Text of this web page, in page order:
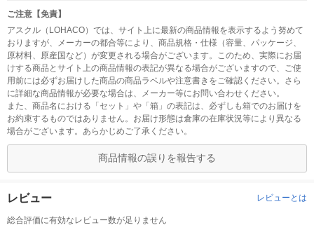
ご注意【免責】
アスクル（LOHACO）では、サイト上に最新の商品情報を表示するよう努めて
おりますが、メーカーの都合等により、商品規格・仕様（容量、パッケージ、
原材料、原産国など）が変更される場合がございます。このため、実際にお届
けする商品とサイト上の商品情報の表記が異なる場合がございますので、ご使
用前には必ずお届けした商品の商品ラベルや注意書きをご確認ください。さら
に詳細な商品情報が必要な場合は、メーカー等にお問い合わせください。
また、商品名における「セット」や「箱」の表記は、必ずしも箱でのお届けを
お約束するものではありません。お届け形態は倉庫の在庫状況等により異なる
場合がございます。あらかじめご了承ください。
商品情報の誤りを報告する
レビュー レビューとは
総合評価に有効なレビュー数が足りません